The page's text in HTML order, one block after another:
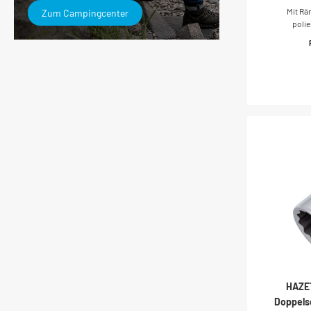
Zum Campingcenter
Mit